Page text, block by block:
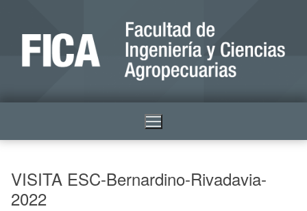
VISITA ESC-Bernardino-Rivadavia-
2022